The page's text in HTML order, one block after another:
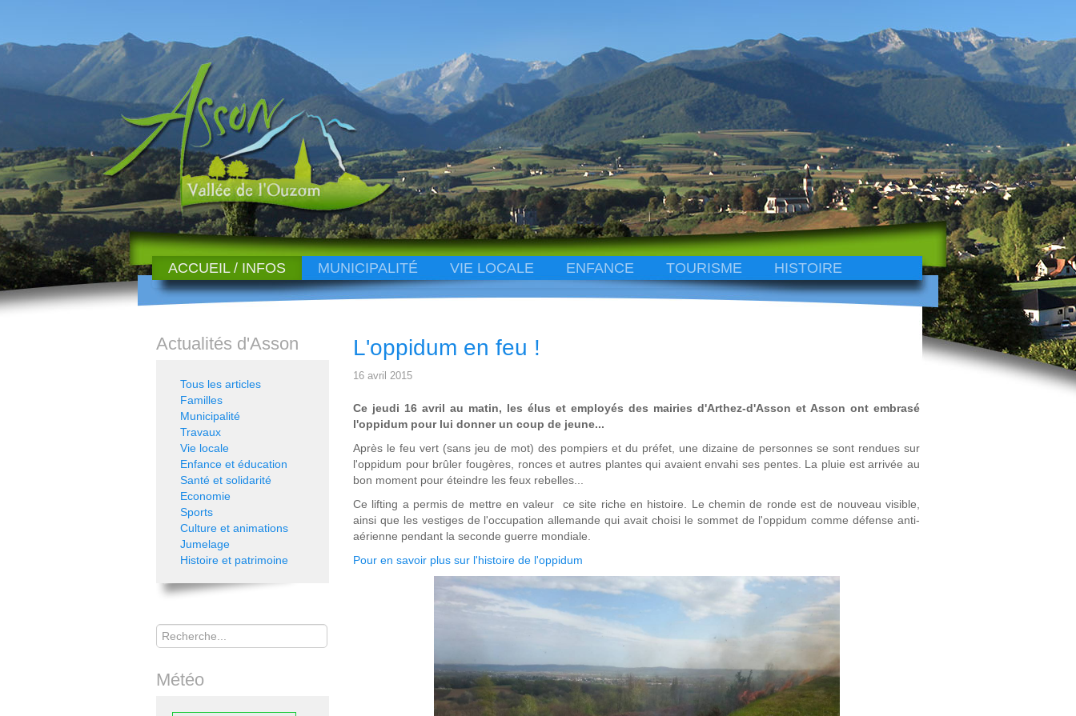
ACCUEIL / INFOS MUNICIPALITÉ VIE LOCALE ENFANCE TOURISME HISTOIRE
L'oppidum en feu !
16 avril 2015
Ce jeudi 16 avril au matin, les élus et employés des mairies d'Arthez-d'Asson et Asson ont embrasé
l'oppidum pour lui donner un coup de jeune...
Après le feu vert (sans jeu de mot) des pompiers et du préfet, une dizaine de personnes se sont rendues sur
l'oppidum pour brûler fougères, ronces et autres plantes qui avaient envahi ses pentes. La pluie est arrivée au
bon moment pour éteindre les feux rebelles...
Ce lifting a permis de mettre en valeur ce site riche en histoire. Le chemin de ronde est de nouveau visible,
ainsi que les vestiges de l'occupation allemande qui avait choisi le sommet de l'oppidum comme défense anti-
aérienne pendant la seconde guerre mondiale.
Pour en savoir plus sur l'histoire de l'oppidum
Actualités d'Asson
Tous les articles
Familles
Municipalité
Travaux
Vie locale
Enfance et éducation
Santé et solidarité
Economie
Sports
Culture et animations
Jumelage
Histoire et patrimoine
Rechercher
Météo